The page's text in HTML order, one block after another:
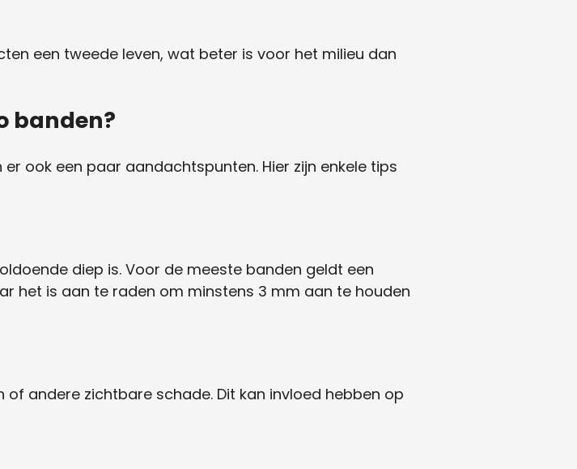
een tweede leven, wat beter is voor het milieu dan
banden?
ook een paar aandachtspunten. Hier zijn enkele tips
diep is. Voor de meeste banden geldt een
het is aan te raden om minstens 3 mm aan te houden
andere zichtbare schade. Dit kan invloed hebben op